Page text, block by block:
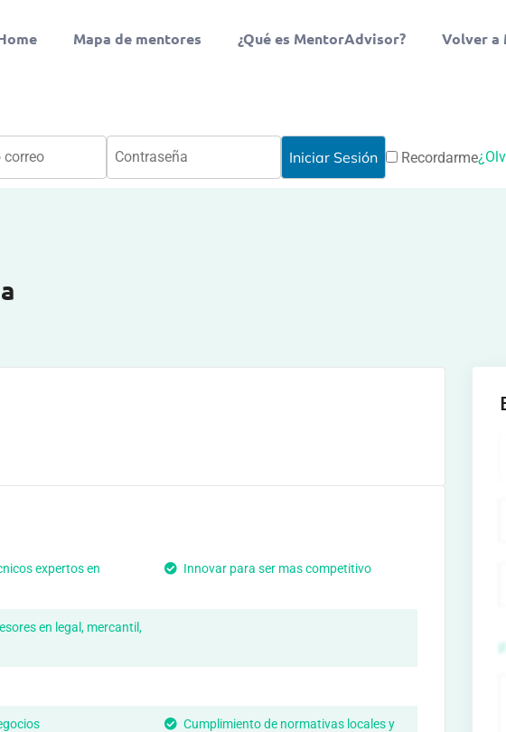
Mapa de mentores ¿Qué es MentorAdvisor? Volver a
Recordarme
expertos en
Innovar para ser mas competitivo
en legal, mercantil,
Cumplimiento de normativas locales y